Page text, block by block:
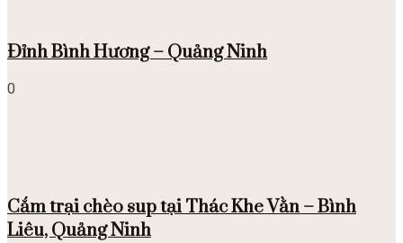
Đỉnh Bình Hương – Quảng Ninh
0
Cắm trại chèo sup tại Thác Khe Vằn – Bình
Liêu, Quảng Ninh